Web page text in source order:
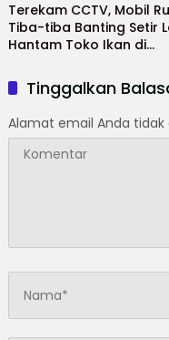
Terekam CCTV, Mobil
Tiba-tiba Banting Setir
Hantam Toko Ikan di
Tinggalkan
Alamat email Anda tidak